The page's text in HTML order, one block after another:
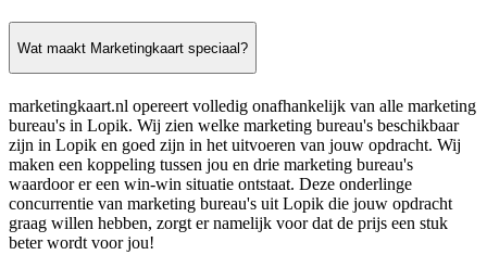
Wat maakt Marketingkaart speciaal?
marketingkaart.nl opereert volledig onafhankelijk van alle marketing
bureau's in Lopik. Wij zien welke marketing bureau's beschikbaar
zijn in Lopik en goed zijn in het uitvoeren van jouw opdracht. Wij
maken een koppeling tussen jou en drie marketing bureau's
waardoor er een win-win situatie ontstaat. Deze onderlinge
concurrentie van marketing bureau's uit Lopik die jouw opdracht
graag willen hebben, zorgt er namelijk voor dat de prijs een stuk
beter wordt voor jou!